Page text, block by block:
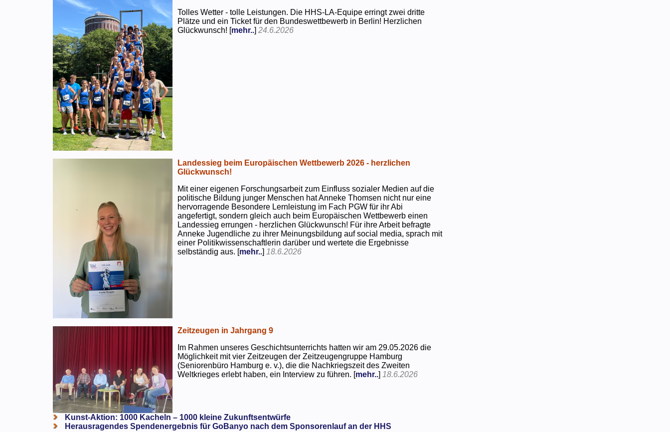
Tolles Wetter - tolle Leistungen. Die HHS-LA-Equipe erringt zwei dritte
Plätze und ein Ticket für den Bundeswettbewerb in Berlin! Herzlichen
Glückwunsch! [mehr..]24.6.2026
Landessieg beim Europäischen Wettbewerb 2026 - herzlichen
Glückwunsch!
Mit einer eigenen Forschungsarbeit zum Einfluss sozialer Medien auf die
politische Bildung junger Menschen hat Anneke Thomsen nicht nur eine
hervorragende Besondere Lernleistung im Fach PGW für ihr Abi
angefertigt, sondern gleich auch beim Europäischen Wettbewerb einen
Landessieg errungen - herzlichen Glückwunsch! Für ihre Arbeit befragte
Anneke Jugendliche zu ihrer Meinungsbildung auf social media, sprach mit
einer Politikwissenschaftlerin darüber und wertete die Ergebnisse
selbständig aus. [mehr..] 18.6.2026
Zeitzeugen in Jahrgang 9
Im Rahmen unseres Geschichtsunterrichts hatten wir am 29.05.2026 die
Möglichkeit mit vier Zeitzeugen der Zeitzeugengruppe Hamburg
(Seniorenbüro Hamburg e. v.), die die Nachkriegszeit des Zweiten
Weltkrieges erlebt haben, ein Interview zu führen. [mehr..] 18.6.2026
Kunst-Aktion: 1000 Kacheln – 1000 kleine Zukunftsentwürfe
Herausragendes Spendenergebnis für GoBanyo nach dem Sponsorenlauf an der HHS